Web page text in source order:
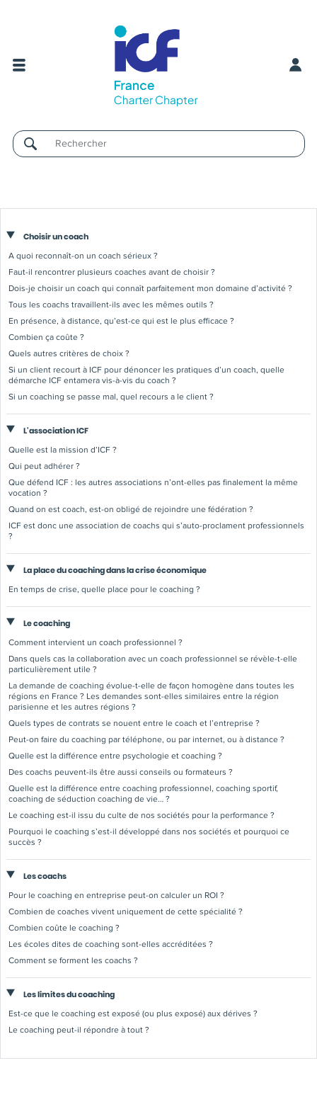
Username
Choisir un coach
A quoi reconnaît-on un coach sérieux ?
Faut-il rencontrer plusieurs coaches avant de choisir ?
Dois-je choisir un coach qui connaît parfaitement mon domaine d’activité ?
Tous les coachs travaillent-ils avec les mêmes outils ?
En présence, à distance, qu’est-ce qui est le plus efficace ?
Combien ça coûte ?
Quels autres critères de choix ?
Si un client recourt à ICF pour dénoncer les pratiques d’un coach, quelle
démarche ICF entamera vis-à-vis du coach ?
Si un coaching se passe mal, quel recours a le client ?
L'association ICF
Quelle est la mission d’ICF ?
Qui peut adhérer ?
Que défend ICF : les autres associations n’ont-elles pas finalement la même
vocation ?
Quand on est coach, est-on obligé de rejoindre une fédération ?
ICF est donc une association de coachs qui s’auto-proclament professionnels
?
La place du coaching dans la crise économique
En temps de crise, quelle place pour le coaching ?
Le coaching
Comment intervient un coach professionnel ?
Dans quels cas la collaboration avec un coach professionnel se révèle-t-elle
particulièrement utile ?
La demande de coaching évolue-t-elle de façon homogène dans toutes les
régions en France ? Les demandes sont-elles similaires entre la région
parisienne et les autres régions ?
Quels types de contrats se nouent entre le coach et l’entreprise ?
Peut-on faire du coaching par téléphone, ou par internet, ou à distance ?
Quelle est la différence entre psychologie et coaching ?
Des coachs peuvent-ils être aussi conseils ou formateurs ?
Quelle est la différence entre coaching professionnel, coaching sportif,
coaching de séduction coaching de vie… ?
Le coaching est-il issu du culte de nos sociétés pour la performance ?
Pourquoi le coaching s’est-il développé dans nos sociétés et pourquoi ce
succès ?
Les coachs
Pour le coaching en entreprise peut-on calculer un ROI ?
Combien de coaches vivent uniquement de cette spécialité ?
Combien coûte le coaching ?
Les écoles dites de coaching sont-elles accréditées ?
Comment se forment les coachs ?
Les limites du coaching
Est-ce que le coaching est exposé (ou plus exposé) aux dérives ?
Le coaching peut-il répondre à tout ?